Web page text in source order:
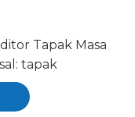
Tapak Masa
tapak